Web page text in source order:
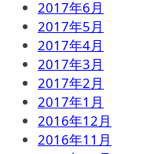
2017年6月
2017年5月
2017年4月
2017年3月
2017年2月
2017年1月
2016年12月
2016年11月